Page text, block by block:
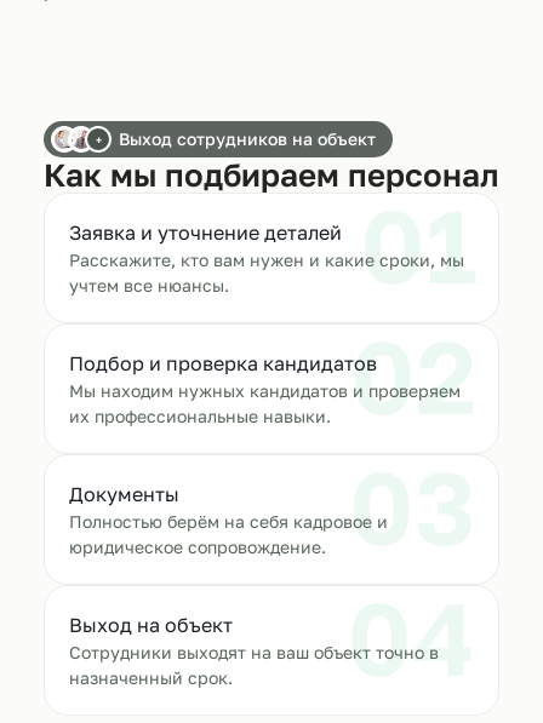
+ Выход сотрудников на объект
Как мы подбираем персонал
01
Заявка и уточнение деталей
Расскажите, кто вам нужен и какие сроки, мы
учтем все нюансы.
02
Подбор и проверка кандидатов
Мы находим нужных кандидатов и проверяем
их профессиональные навыки.
03
Документы
Полностью берём на себя кадровое и
юридическое сопровождение.
04
Выход на объект
Сотрудники выходят на ваш объект точно в
назначенный срок.